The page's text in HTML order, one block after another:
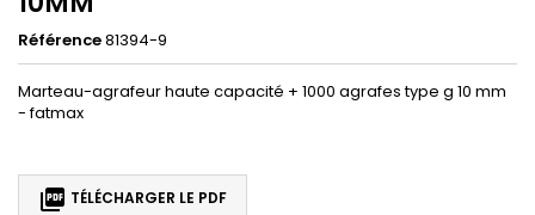
Référence81394-9
Marteau-agrafeur haute capacité + 1000 agrafes type g 10 mm
- fatmax
 TÉLÉCHARGER LE PDF